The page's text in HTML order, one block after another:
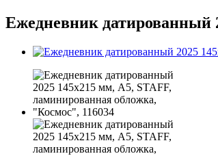
Ежедневник датированный